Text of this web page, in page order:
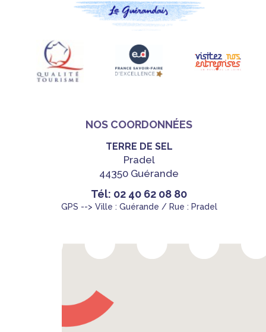
NOS COORDONNÉES
TERRE DE SEL
Pradel
44350 Guérande
Tél: 02 40 62 08 80
GPS --> Ville : Guérande / Rue : Pradel